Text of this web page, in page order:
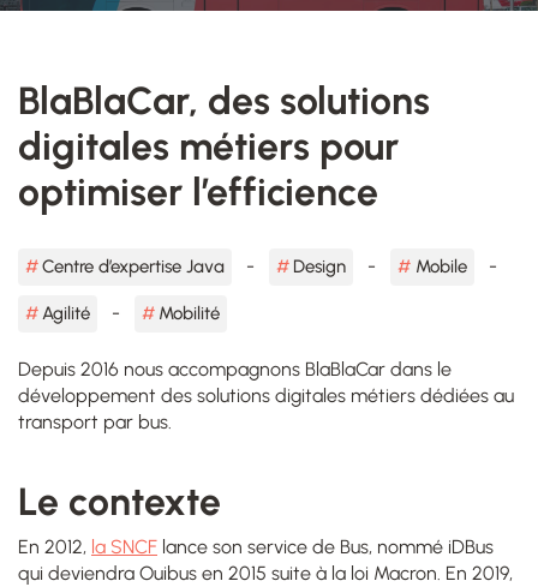
BlaBlaCar, des solutions
digitales métiers pour
optimiser l’efficience
Centre d’expertise Java Design Mobile
Agilité Mobilité
Depuis 2016 nous accompagnons BlaBlaCar dans le
développement des solutions digitales métiers dédiées au
transport par bus.
Le contexte
En 2012, la SNCF lance son service de Bus, nommé iDBus
qui deviendra Ouibus en 2015 suite à la loi Macron. En 2019,